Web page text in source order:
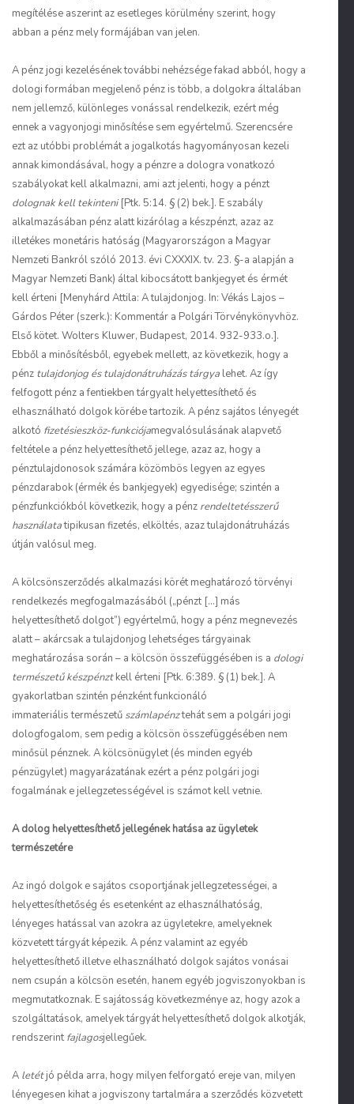
megítélése aszerint az esetleges körülmény szerint, hogy
abban a pénz mely formájában van jelen.
A pénz jogi kezelésének további nehézsége fakad abból, hogy a
dologi formában megjelenő pénz is több, a dolgokra általában
nem jellemző, különleges vonással rendelkezik, ezért még
ennek a vagyonjogi minősítése sem egyértelmű. Szerencsére
ezt az utóbbi problémát a jogalkotás hagyományosan kezeli
annak kimondásával, hogy a pénzre a dologra vonatkozó
szabályokat kell alkalmazni, ami azt jelenti, hogy a pénzt
dolognak kell tekinteni[Ptk. 5:14. § (2) bek.]. E szabály
alkalmazásában pénz alatt kizárólag a készpénzt, azaz az
illetékes monetáris hatóság (Magyarországon a Magyar
Nemzeti Bankról szóló 2013. évi CXXXIX. tv. 23. §-a alapján a
Magyar Nemzeti Bank) által kibocsátott bankjegyet és érmét
kell érteni [Menyhárd Attila: A tulajdonjog. In: Vékás Lajos –
Gárdos Péter (szerk.): Kommentár a Polgári Törvénykönyvhöz.
Első kötet. Wolters Kluwer, Budapest, 2014. 932-933.o.].
Ebből a minősítésből, egyebek mellett, az következik, hogy a
pénz tulajdonjog és tulajdonátruházás tárgya lehet. Az így
felfogott pénz a fentiekben tárgyalt helyettesíthető és
elhasználható dolgok körébe tartozik. A pénz sajátos lényegét
alkotó fizetésieszköz-funkciójamegvalósulásának alapvető
feltétele a pénz helyettesíthető jellege, azaz az, hogy a
pénztulajdonosok számára közömbös legyen az egyes
pénzdarabok (érmék és bankjegyek) egyedisége; szintén a
pénzfunkciókból következik, hogy a pénz rendeltetésszerű
használatatipikusan fizetés, elköltés, azaz tulajdonátruházás
útján valósul meg.
A kölcsönszerződés alkalmazási körét meghatározó törvényi
rendelkezés megfogalmazásából („pénzt […] más
helyettesíthető dolgot”) egyértelmű, hogy a pénz megnevezés
alatt – akárcsak a tulajdonjog lehetséges tárgyainak
meghatározása során – a kölcsön összefüggésében is a dologi
természetű készpénztkell érteni [Ptk. 6:389. § (1) bek.]. A
gyakorlatban szintén pénzként funkcionáló
immateriális természetű számlapénztehát sem a polgári jogi
dologfogalom, sem pedig a kölcsön összefüggésében nem
minősül pénznek. A kölcsönügylet (és minden egyéb
pénzügylet) magyarázatának ezért a pénz polgári jogi
fogalmának e jellegzetességével is számot kell vetnie.
A dolog helyettesíthető jellegének hatása az ügyletek
természetére
Az ingó dolgok e sajátos csoportjának jellegzetességei, a
helyettesíthetőség és esetenként az elhasználhatóság,
lényeges hatással van azokra az ügyletekre, amelyeknek
közvetett tárgyát képezik. A pénz valamint az egyéb
helyettesíthető illetve elhasználható dolgok sajátos vonásai
nem csupán a kölcsön esetén, hanem egyéb jogviszonyokban is
megmutatkoznak. E sajátosság következménye az, hogy azok a
szolgáltatások, amelyek tárgyát helyettesíthető dolgok alkotják,
rendszerint fajlagosjellegűek.
A letétjó példa arra, hogy milyen felforgató ereje van, milyen
lényegesen kihat a jogviszony tartalmára a szerződés közvetett